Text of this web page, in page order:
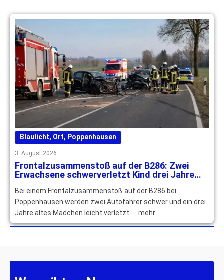
Blaulicht, Ort, Poppenhausen
3. August 2026
Frontalzusammenstoß auf der B286: Zwei
Erwachsene schwerverletzt Kind drei Jahre
Bei einem Frontalzusammenstoß auf der B286 bei
Poppenhausen werden zwei Autofahrer schwer und ein drei
Jahre altes Mädchen leicht verletzt. … mehr